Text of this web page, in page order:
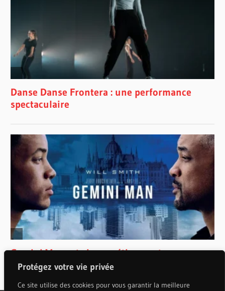
Protégez votre vie privée
Ce site utilise des cookies pour vous garantir la meilleure